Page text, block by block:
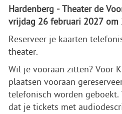
Hardenberg - Theater de
vrijdag 26 februari 2027 om
Reserveer je kaarten
theater.
Wil je vooraan zitten? Voor
plaatsen vooraan
telefonisch worden
dat je tickets met